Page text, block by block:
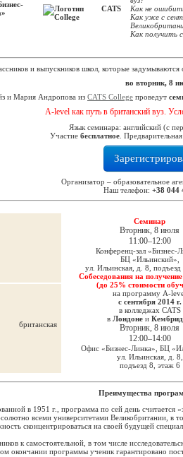
Как не
Как уже с
Как получить
и выпускников школ, которые
во вторник, 8
и Мария Андропова из CATS College проведут
A-level как путь в британский вуз.
Язык семинара: английский (с
Участие бесплатное .
Организатор – образовательное
Наш телефон: +38 044
Семинар
Вторник, 8 июля
11:00–12:00
Конференц-зал «Бизнес-
БЦ «Ильинский»,
ул. Ильинская, д. 8,
Собеседования на
(до 25% стоимости
на программу A-
с сентября 2014 г.
в колледжах CATS
в Лондоне и
Вторник, 8 июля
12:00–14:00
Офис «Бизнес-Линка», БЦ
ул. Ильинская, д. 8,
подъезд 8, этаж 6
Преимущества
в 1951 г., программа по сей день считается
всеми университетами Великобритании, в
сконцентрироваться на своей будущей
к самостоятельной, в том числе
окончании программы ученик гарантировано